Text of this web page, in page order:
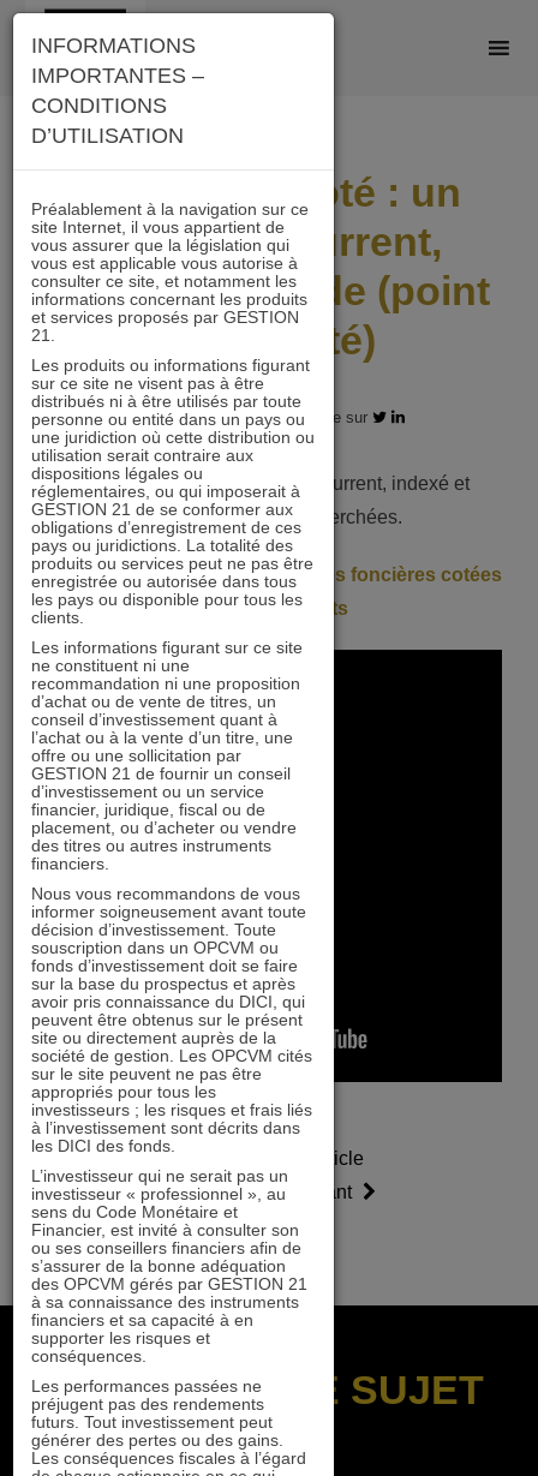
Skip
content
Immobilier coté : un
secteur récurrent,
indexé et liquide (point
d’actualité)
17.12.2024 - Partagez l'article sur
Immobilier coté : un secteur récurrent, indexé et
liquide, 3 qualités recherchées.
Replay du point d’actualité sur les foncières cotées
avec nos gérants
précédent
Article
suivant
SUR LE MÊME SUJET
INFORMATIONS
IMPORTANTES –
CONDITIONS
D’UTILISATION
Préalablement à la navigation sur ce
site Internet, il vous appartient de
vous assurer que la législation qui
vous est applicable vous autorise à
consulter ce site, et notamment les
informations concernant les produits
et services proposés par GESTION
21.
Les produits ou informations figurant
sur ce site ne visent pas à être
distribués ni à être utilisés par toute
personne ou entité dans un pays ou
une juridiction où cette distribution ou
utilisation serait contraire aux
dispositions légales ou
réglementaires, ou qui imposerait à
GESTION 21 de se conformer aux
obligations d’enregistrement de ces
pays ou juridictions. La totalité des
produits ou services peut ne pas être
enregistrée ou autorisée dans tous
les pays ou disponible pour tous les
clients.
Les informations figurant sur ce site
ne constituent ni une
recommandation ni une proposition
d’achat ou de vente de titres, un
conseil d’investissement quant à
l’achat ou à la vente d’un titre, une
offre ou une sollicitation par
GESTION 21 de fournir un conseil
d’investissement ou un service
financier, juridique, fiscal ou de
placement, ou d’acheter ou vendre
des titres ou autres instruments
financiers.
Nous vous recommandons de vous
informer soigneusement avant toute
décision d’investissement. Toute
souscription dans un OPCVM ou
fonds d’investissement doit se faire
sur la base du prospectus et après
avoir pris connaissance du DICI, qui
peuvent être obtenus sur le présent
site ou directement auprès de la
société de gestion. Les OPCVM cités
sur le site peuvent ne pas être
appropriés pour tous les
investisseurs ; les risques et frais liés
à l’investissement sont décrits dans
les DICI des fonds.
L’investisseur qui ne serait pas un
investisseur « professionnel », au
sens du Code Monétaire et
Financier, est invité à consulter son
ou ses conseillers financiers afin de
s’assurer de la bonne adéquation
des OPCVM gérés par GESTION 21
à sa connaissance des instruments
financiers et sa capacité à en
supporter les risques et
conséquences.
Les performances passées ne
préjugent pas des rendements
futurs. Tout investissement peut
générer des pertes ou des gains.
Les conséquences fiscales à l’égard